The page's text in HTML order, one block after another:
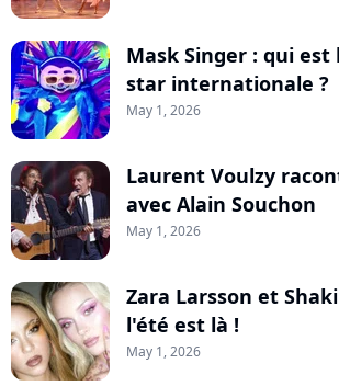
Mask Singer : qui
star internationale ?
May 1, 2026
Laurent Voulzy
avec Alain Souchon
May 1, 2026
Zara Larsson et
l'été est là !
May 1, 2026